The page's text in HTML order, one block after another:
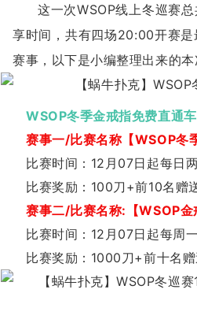
这一次WSOP线上冬巡赛
享时间，共有四场20:00开赛
赛事，以下是小编整理出来的
WSOP冬季金戒指免费直通车
赛事一/比赛名称【WSOP冬
比赛时间：12月07日起每日
比赛奖励：100刀+前10名赠
赛事二/比赛名称:【WSOP金
比赛时间：12月07日起每周
比赛奖励：1000刀+前十名